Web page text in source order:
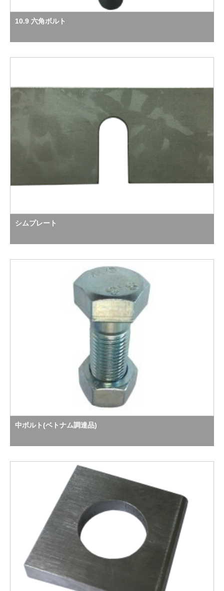
10.9 六角ボルト
シムプレート
中ボルト(ベトナム調達品)